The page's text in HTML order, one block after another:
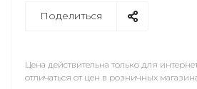
Поделиться
Цена действительна только для
отличаться от цен в розничных